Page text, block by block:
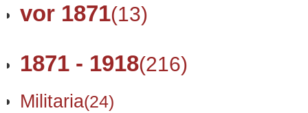
vor 1871(13)
1871 - 1918(216)
Militaria(24)